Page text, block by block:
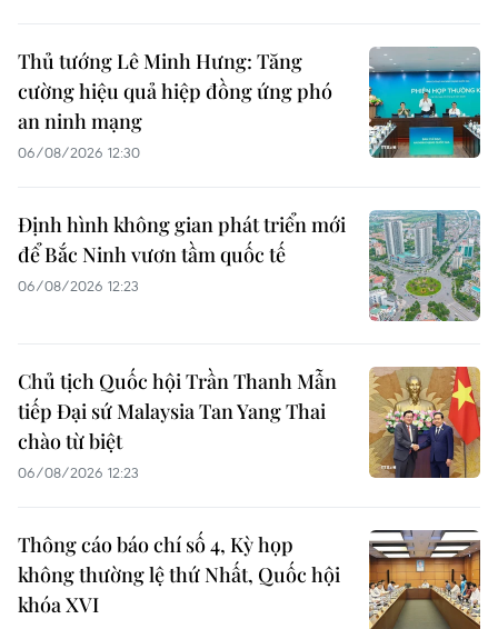
Thủ tướng Lê Minh Hưng: Tăng
cường hiệu quả hiệp đồng ứng phó
an ninh mạng
06/08/2026 12:30
Định hình không gian phát triển mới
để Bắc Ninh vươn tầm quốc tế
06/08/2026 12:23
Chủ tịch Quốc hội Trần Thanh Mẫn
tiếp Đại sứ Malaysia Tan Yang Thai
chào từ biệt
06/08/2026 12:23
Thông cáo báo chí số 4, Kỳ họp
không thường lệ thứ Nhất, Quốc hội
khóa XVI